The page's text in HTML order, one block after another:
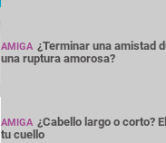
AMIGA ¿Terminar una amistad
una ruptura amorosa?
AMIGA ¿Cabello largo o corto?
tu cuello